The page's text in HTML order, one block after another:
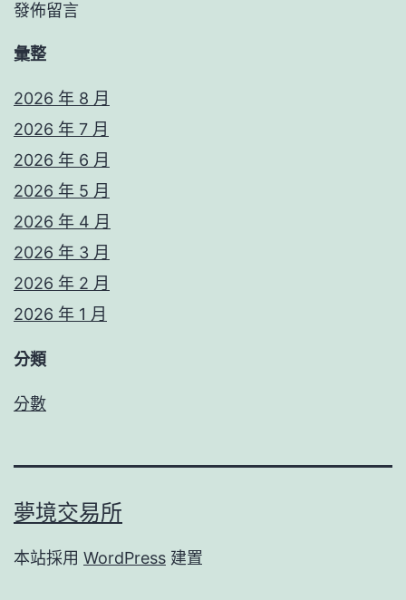
發佈留言
彙整
2026 年 8 月
2026 年 7 月
2026 年 6 月
2026 年 5 月
2026 年 4 月
2026 年 3 月
2026 年 2 月
2026 年 1 月
分類
分數
夢境交易所
本站採用 WordPress 建置